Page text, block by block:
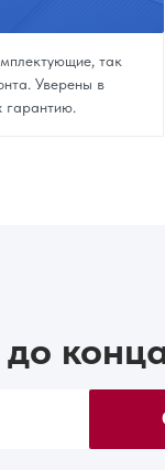
так
Уверены в
гарантию.
до